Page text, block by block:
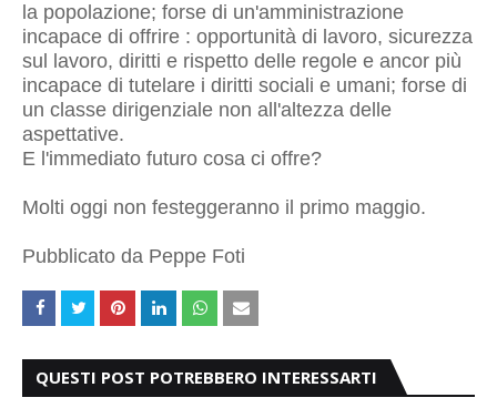
la popolazione; forse di un'amministrazione
incapace di offrire : opportunità di lavoro, sicurezza
sul lavoro, diritti e rispetto delle regole e ancor più
incapace di tutelare i diritti sociali e umani; forse di
un classe dirigenziale non all'altezza delle
aspettative.
E l'immediato futuro cosa ci offre?
Molti oggi non festeggeranno il primo maggio.
Pubblicato da Peppe Foti
QUESTI POST POTREBBERO INTERESSARTI